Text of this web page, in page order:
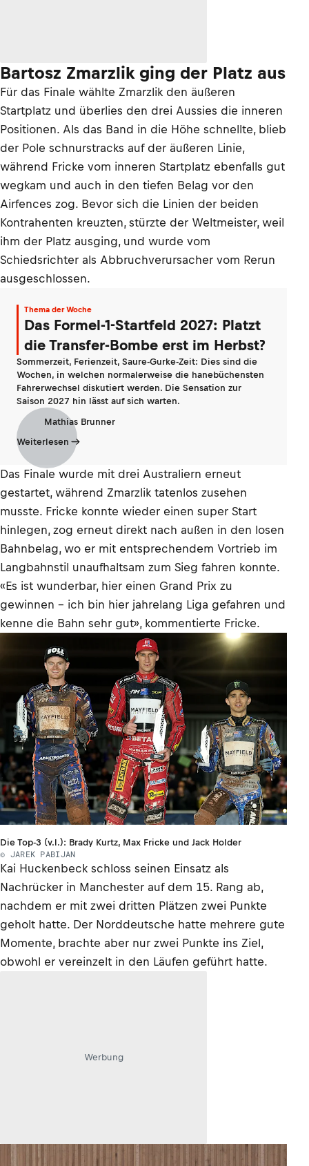
Bartosz Zmarzlik ging der Platz aus
Für das Finale wählte Zmarzlik den äußeren
Startplatz und überlies den drei Aussies die inneren
Positionen. Als das Band in die Höhe schnellte, blieb
der Pole schnurstracks auf der äußeren Linie,
während Fricke vom inneren Startplatz ebenfalls gut
wegkam und auch in den tiefen Belag vor den
Airfences zog. Bevor sich die Linien der beiden
Kontrahenten kreuzten, stürzte der Weltmeister, weil
ihm der Platz ausging, und wurde vom
Schiedsrichter als Abbruchverursacher vom Rerun
ausgeschlossen.
Thema der Woche
Das Formel-1-Startfeld 2027: Platzt
die Transfer-Bombe erst im Herbst?
Sommerzeit, Ferienzeit, Saure-Gurke-Zeit: Dies sind die
Wochen, in welchen normalerweise die hanebüchensten
Fahrerwechsel diskutiert werden. Die Sensation zur
Saison 2027 hin lässt auf sich warten.
Mathias Brunner
Weiterlesen
Das Finale wurde mit drei Australiern erneut
gestartet, während Zmarzlik tatenlos zusehen
musste. Fricke konnte wieder einen super Start
hinlegen, zog erneut direkt nach außen in den losen
Bahnbelag, wo er mit entsprechendem Vortrieb im
Langbahnstil unaufhaltsam zum Sieg fahren konnte.
«Es ist wunderbar, hier einen Grand Prix zu
gewinnen – ich bin hier jahrelang Liga gefahren und
kenne die Bahn sehr gut», kommentierte Fricke.
Die Top-3 (v.l.): Brady Kurtz, Max Fricke und Jack Holder
© JAREK PABIJAN
Kai Huckenbeck schloss seinen Einsatz als
Nachrücker in Manchester auf dem 15. Rang ab,
nachdem er mit zwei dritten Plätzen zwei Punkte
geholt hatte. Der Norddeutsche hatte mehrere gute
Momente, brachte aber nur zwei Punkte ins Ziel,
obwohl er vereinzelt in den Läufen geführt hatte.
Werbung